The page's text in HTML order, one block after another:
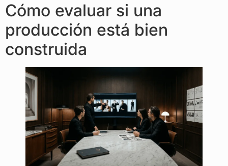
Cómo evaluar si una
producción está bien
construida